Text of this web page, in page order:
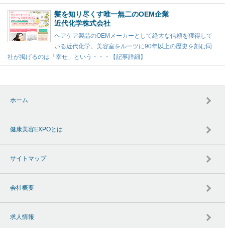
髪を知り尽くす唯一無二のOEM企業
近代化学株式会社
ヘアケア製品のOEMメーカーとして絶大な信頼を獲得して
いる近代化学。美容室をルーツに90年以上の歴史を刻む同
社が掲げるのは「幸せ」という・・・【記事詳細】
ホーム
健康美容EXPOとは
サイトマップ
会社概要
求人情報